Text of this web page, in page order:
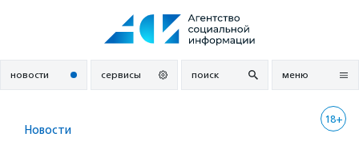
новости сервисы поиск меню
18+
Новости